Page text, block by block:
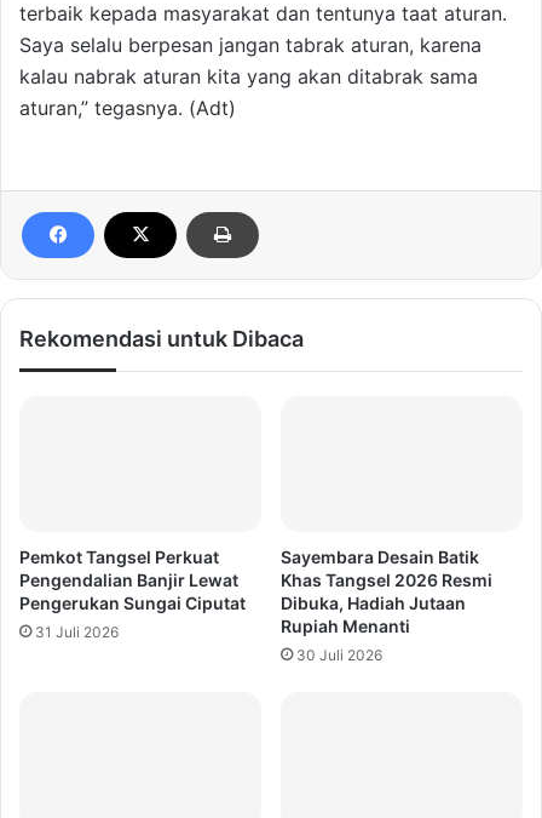
terbaik kepada masyarakat dan tentunya taat aturan.
Saya selalu berpesan jangan tabrak aturan, karena
kalau nabrak aturan kita yang akan ditabrak sama
aturan,” tegasnya. (Adt)
Rekomendasi untuk Dibaca
Pemkot Tangsel Perkuat
Pengendalian Banjir Lewat
Pengerukan Sungai Ciputat
31 Juli 2026
Sayembara Desain Batik
Khas Tangsel 2026 Resmi
Dibuka, Hadiah Jutaan
Rupiah Menanti
30 Juli 2026